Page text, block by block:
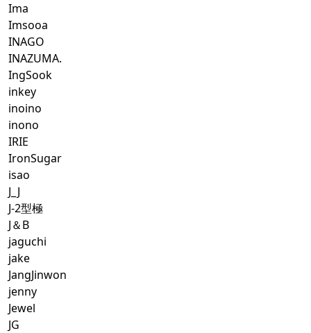
Ima
Imsooa
INAGO
INAZUMA.
IngSook
inkey
inoino
inono
IRIE
IronSugar
isao
J_J
J-2型極
J＆B
jaguchi
jake
JangJinwon
jenny
Jewel
JG